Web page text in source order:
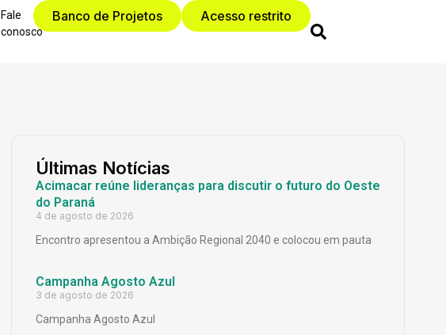
Fale
conosco
Banco de Projetos Acesso restrito
Últimas Notícias
Acimacar reúne lideranças para discutir o futuro do Oeste
do Paraná
4 de agosto de 2026
Encontro apresentou a Ambição Regional 2040 e colocou em pauta
Campanha Agosto Azul
3 de agosto de 2026
Campanha Agosto Azul